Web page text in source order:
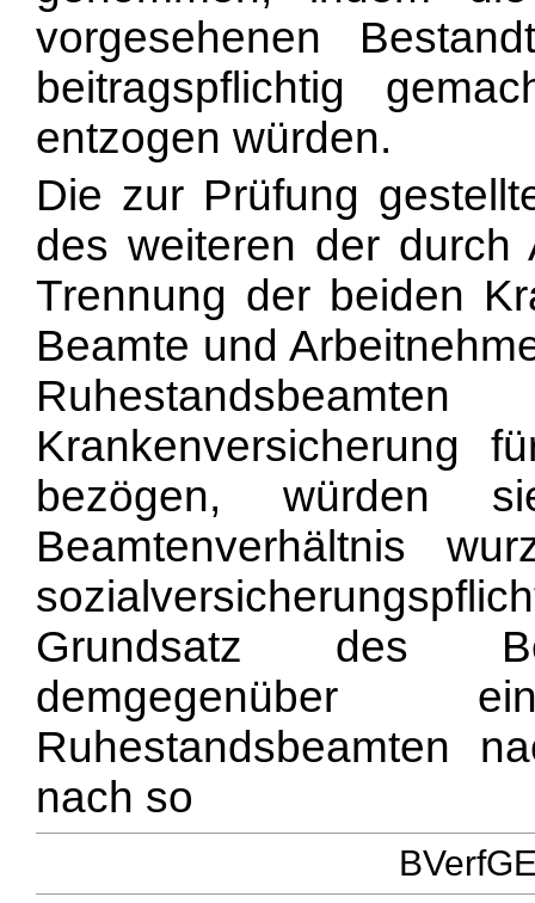
vorgesehenen
beitragspflichtig
entzogen würden.
Die zur Prüfung
des weiteren der
Trennung der beiden
Beamte und
Krankenversicherung
bezögen, würden
Beamtenverhältnis
Grundsatz des
demgegenüber
Ruhestandsbeamten
nach so